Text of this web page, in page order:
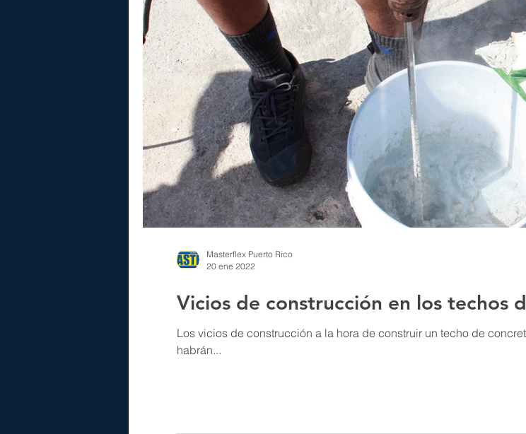
Vicios de construcción en los techos
Los vicios de construcción a la hora de construir un techo de concreto
habrán...
Masterflex Puerto Rico
20 ene 2022